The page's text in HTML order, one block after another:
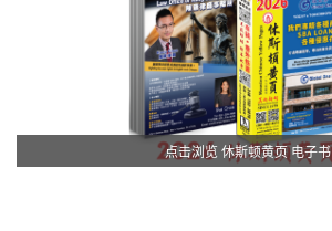
点击浏览 休斯顿黄页 电子书